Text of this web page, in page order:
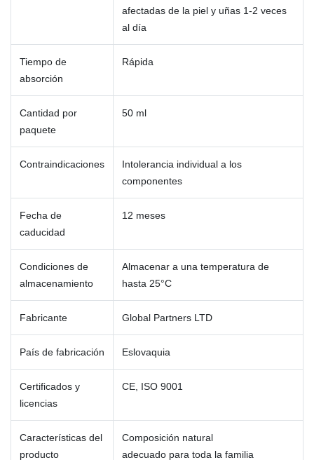
afectadas de la piel y uñas 1-2 veces
al día
Tiempo de
absorción
Rápida
Cantidad por
paquete
50 ml
Contraindicaciones
Intolerancia individual a los
componentes
Fecha de
caducidad
12 meses
Condiciones de
almacenamiento
Almacenar a una temperatura de
hasta 25°C
Fabricante Global Partners LTD
País de fabricación Eslovaquia
Certificados y
licencias
CE, ISO 9001
Características del
producto
Composición natural
adecuado para toda la familia